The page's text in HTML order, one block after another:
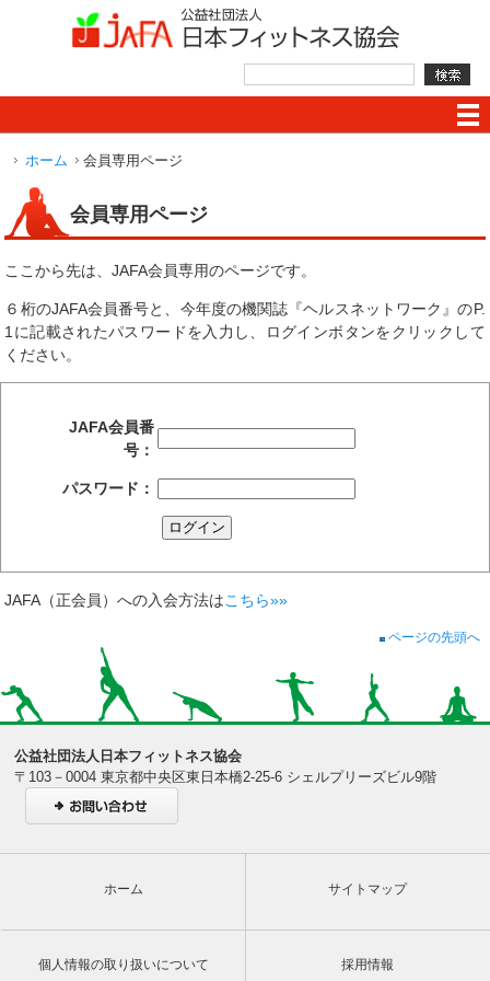
ホーム 会員専用ページ
会員専用ページ
ここから先は、JAFA会員専用のページです。
６桁のJAFA会員番号と、今年度の機関誌『ヘルスネットワーク』のP.
1に記載されたパスワードを入力し、ログインボタンをクリックして
ください。
JAFA会員番
号：
パスワード：
JAFA（正会員）への入会方法はこちら»»
ページの先頭へ
公益社団法人日本フィットネス協会
〒103－0004 東京都中央区東日本橋2-25-6 シェルプリーズビル9階
ホーム サイトマップ
個人情報の取り扱いについて 採用情報